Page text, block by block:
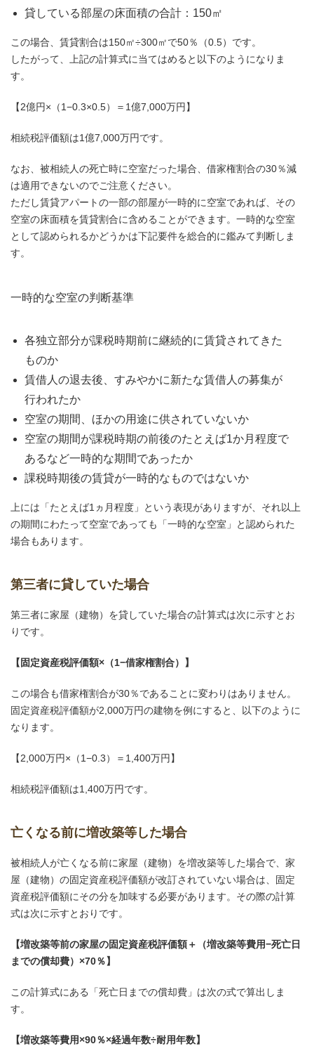
貸している部屋の床面積の合計：150㎡
この場合、賃貸割合は150㎡÷300㎡で50％（0.5）です。
したがって、上記の計算式に当てはめると以下のようになりま
す。
【2億円×（1−0.3×0.5）＝1億7,000万円】
相続税評価額は1億7,000万円です。
なお、被相続人の死亡時に空室だった場合、借家権割合の30％減
は適用できないのでご注意ください。
ただし賃貸アパートの一部の部屋が一時的に空室であれば、その
空室の床面積を賃貸割合に含めることができます。一時的な空室
として認められるかどうかは下記要件を総合的に鑑みて判断しま
す。
一時的な空室の判断基準
各独立部分が課税時期前に継続的に賃貸されてきた
ものか
賃借人の退去後、すみやかに新たな賃借人の募集が
行われたか
空室の期間、ほかの用途に供されていないか
空室の期間が課税時期の前後のたとえば1か月程度で
あるなど一時的な期間であったか
課税時期後の賃貸が一時的なものではないか
上には「たとえば1ヵ月程度」という表現がありますが、それ以上
の期間にわたって空室であっても「一時的な空室」と認められた
場合もあります。
第三者に貸していた場合
第三者に家屋（建物）を貸していた場合の計算式は次に示すとお
りです。
【固定資産税評価額×（1−借家権割合）】
この場合も借家権割合が30％であることに変わりはありません。
固定資産税評価額が2,000万円の建物を例にすると、以下のように
なります。
【2,000万円×（1−0.3）＝1,400万円】
相続税評価額は1,400万円です。
亡くなる前に増改築等した場合
被相続人が亡くなる前に家屋（建物）を増改築等した場合で、家
屋（建物）の固定資産税評価額が改訂されていない場合は、固定
資産税評価額にその分を加味する必要があります。その際の計算
式は次に示すとおりです。
【増改築等前の家屋の固定資産税評価額＋（増改築等費用−死亡日
までの償却費）×70％】
この計算式にある「死亡日までの償却費」は次の式で算出しま
す。
【増改築等費用×90％×経過年数÷耐用年数】